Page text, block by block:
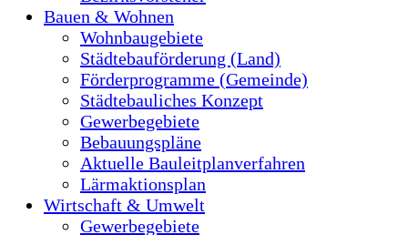
Bauen & Wohnen
Wohnbaugebiete
Städtebauförderung (Land)
Förderprogramme (Gemeinde)
Städtebauliches Konzept
Gewerbegebiete
Bebauungspläne
Aktuelle Bauleitplanverfahren
Lärmaktionsplan
Wirtschaft & Umwelt
Gewerbegebiete